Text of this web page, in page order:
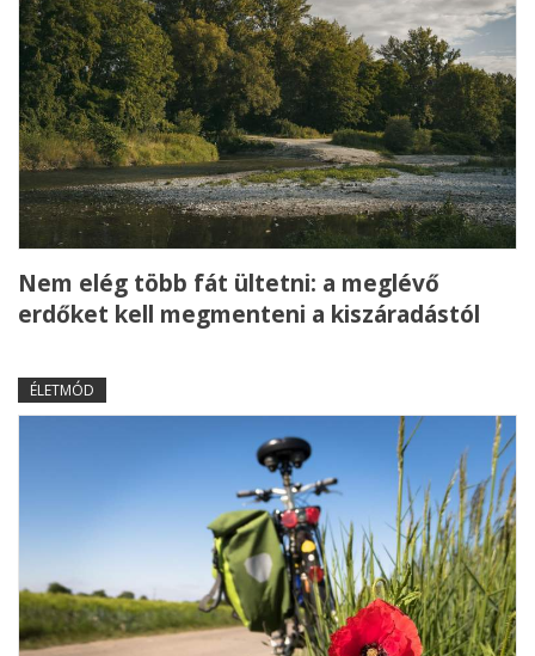
Nem elég több fát ültetni: a meglévő
erdőket kell megmenteni a kiszáradástól
ÉLETMÓD